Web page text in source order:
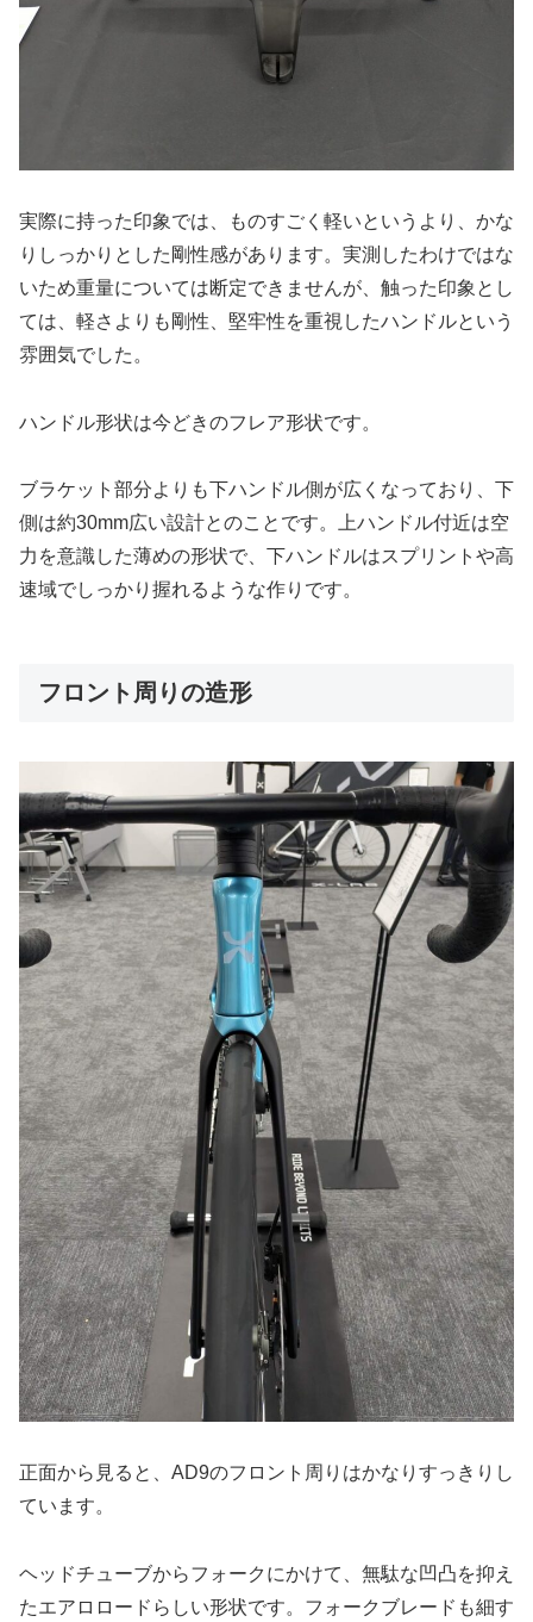
実際に持った印象では、ものすごく軽いというより、かな
りしっかりとした剛性感があります。実測したわけではな
いため重量については断定できませんが、触った印象とし
ては、軽さよりも剛性、堅牢性を重視したハンドルという
雰囲気でした。
ハンドル形状は今どきのフレア形状です。
ブラケット部分よりも下ハンドル側が広くなっており、下
側は約30mm広い設計とのことです。上ハンドル付近は空
力を意識した薄めの形状で、下ハンドルはスプリントや高
速域でしっかり握れるような作りです。
フロント周りの造形
正面から見ると、AD9のフロント周りはかなりすっきりし
ています。
ヘッドチューブからフォークにかけて、無駄な凹凸を抑え
たエアロロードらしい形状です。フォークブレードも細す